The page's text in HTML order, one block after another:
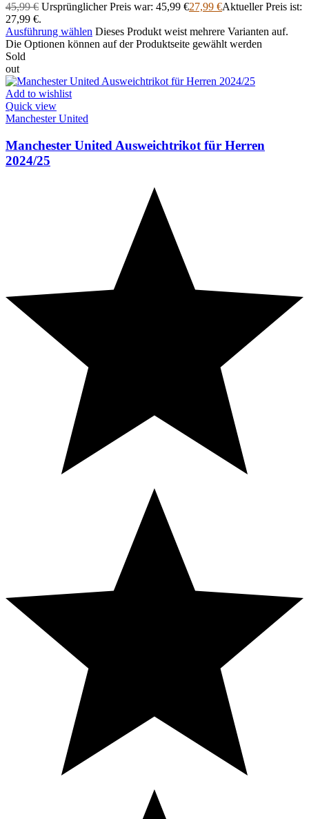
45,99€ Ursprünglicher Preis war: 45,99 €27,99 €Aktueller Preis ist:
27,99 €.
Ausführung wählen Dieses Produkt weist mehrere Varianten auf.
Die Optionen können auf der Produktseite gewählt werden
Sold
out
Add to wishlist
Quick view
Manchester United
Manchester United Ausweichtrikot für Herren
2024/25